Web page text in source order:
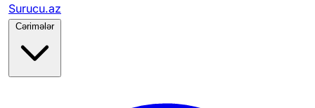
Surucu.az
Cərimələr